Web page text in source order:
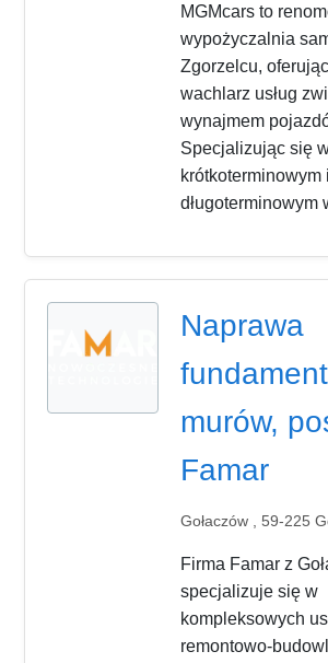
MGMcars to
wypożyczalnia
Zgorzelcu,
wachlarz usług
wynajmem
Specjalizując się
krótkoterminowym i
długoterminowym
Naprawa
murów,
Famar
Gołaczów , 59-225
Firma Famar z
specjalizuje się w
kompleksowych
remontowo-